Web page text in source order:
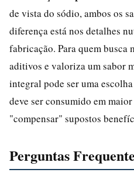
de vista do sódio, ambos os
diferença está nos detalhes
fabricação. Para quem busca
aditivos e valoriza um sabor
integral pode ser uma
deve ser consumido em
"compensar" supostos
Perguntas